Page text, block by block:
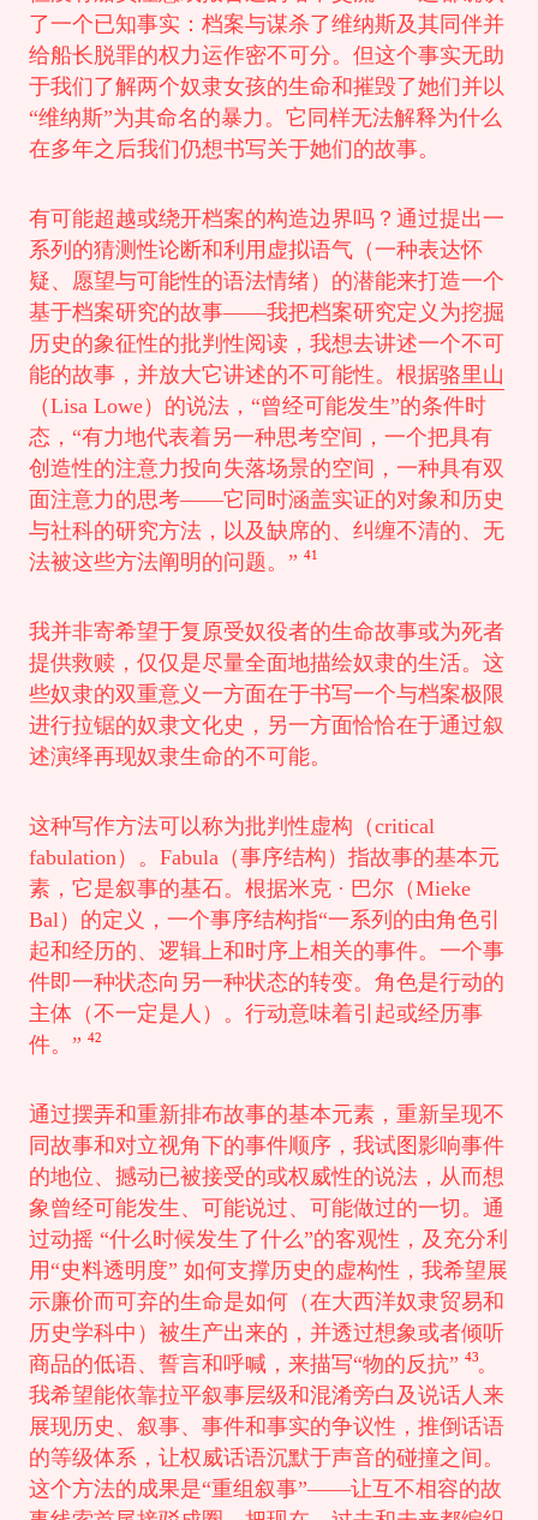
了一个已知事实：档案与谋杀了维纳斯及其同伴并
给船长脱罪的权力运作密不可分。但这个事实无助
于我们了解两个奴隶女孩的生命和摧毁了她们并以
“维纳斯”为其命名的暴力。它同样无法解释为什么
在多年之后我们仍想书写关于她们的故事。
有可能超越或绕开档案的构造边界吗？通过提出一
系列的猜测性论断和利用虚拟语气（一种表达怀
疑、愿望与可能性的语法情绪）的潜能来打造一个
基于档案研究的故事——我把档案研究定义为挖掘
历史的象征性的批判性阅读，我想去讲述一个不可
能的故事，并放大它讲述的不可能性。根据骆里山
（Lisa Lowe）的说法，“曾经可能发生”的条件时
态，“有力地代表着另一种思考空间，一个把具有
创造性的注意力投向失落场景的空间，一种具有双
面注意力的思考——它同时涵盖实证的对象和历史
与社科的研究方法，以及缺席的、纠缠不清的、无
法被这些方法阐明的问题。” 41
我并非寄希望于复原受奴役者的生命故事或为死者
提供救赎，仅仅是尽量全面地描绘奴隶的生活。这
些奴隶的双重意义一方面在于书写一个与档案极限
进行拉锯的奴隶文化史，另一方面恰恰在于通过叙
述演绎再现奴隶生命的不可能。
这种写作方法可以称为批判性虚构（critical
fabulation）。Fabula（事序结构）指故事的基本元
素，它是叙事的基石。根据米克 · 巴尔（Mieke
Bal）的定义，一个事序结构指“一系列的由角色引
起和经历的、逻辑上和时序上相关的事件。一个事
件即一种状态向另一种状态的转变。角色是行动的
主体（不一定是人）。行动意味着引起或经历事
件。” 42
通过摆弄和重新排布故事的基本元素，重新呈现不
同故事和对立视角下的事件顺序，我试图影响事件
的地位、撼动已被接受的或权威性的说法，从而想
象曾经可能发生、可能说过、可能做过的一切。通
过动摇 “什么时候发生了什么”的客观性，及充分利
用“史料透明度” 如何支撑历史的虚构性，我希望展
示廉价而可弃的生命是如何（在大西洋奴隶贸易和
历史学科中）被生产出来的，并透过想象或者倾听
商品的低语、誓言和呼喊，来描写“物的反抗” 43。
我希望能依靠拉平叙事层级和混淆旁白及说话人来
展现历史、叙事、事件和事实的争议性，推倒话语
的等级体系，让权威话语沉默于声音的碰撞之间。
这个方法的成果是“重组叙事”——让互不相容的故